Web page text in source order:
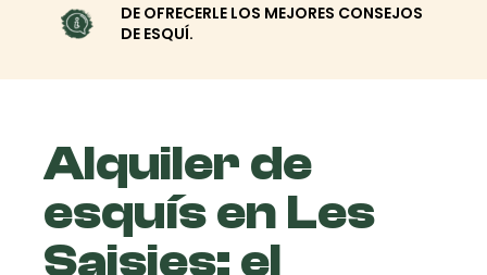
DE OFRECERLE LOS MEJORES CONSEJOS
DE ESQUÍ.
Alquiler de
esquís en Les
Saisies: el